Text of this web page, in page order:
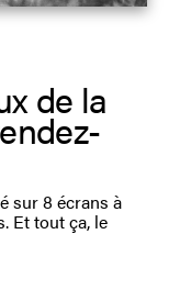
de la
sur 8 écrans à
Et tout ça, le